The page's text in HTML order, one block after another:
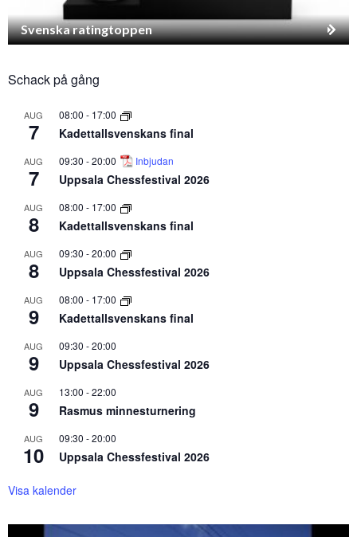
Svenska ratingtoppen
Schack på gång
AUG
7
08:00 - 17:00
Kadettallsvenskans final
AUG
7
09:30 -20:00 Inbjudan
Uppsala Chessfestival 2026
AUG
8
08:00 - 17:00
Kadettallsvenskans final
AUG
8
09:30 -20:00
Uppsala Chessfestival 2026
AUG
9
08:00 - 17:00
Kadettallsvenskans final
AUG
9
09:30 -20:00
Uppsala Chessfestival 2026
AUG
9
13:00 -22:00
Rasmus minnesturnering
AUG
10
09:30 -20:00
Uppsala Chessfestival 2026
Visa kalender